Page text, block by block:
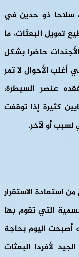
سلاحا ذو حدين في
تمويل البعثات، ما
حاضرا بشكل
الأحوال لا تمر
عنصر السيطرة،
كثيرة إذا توقفت
أو لآخر.
استعادة الاستقرار
التي تقوم بها
أصبحت اليوم بحاجة
لأفردا البعثات